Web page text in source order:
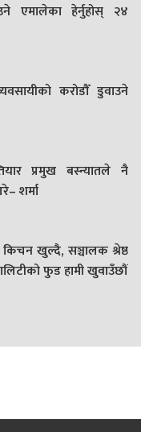
एमालेका हेर्नुहोस् २४
करोडौँ डुवाउने
प्रमुख बस्न्यातले नै
शर्मा
किचन खुल्दै, सञ्चालक श्रेष्ठ
फुड हामी खुवाउँछौं